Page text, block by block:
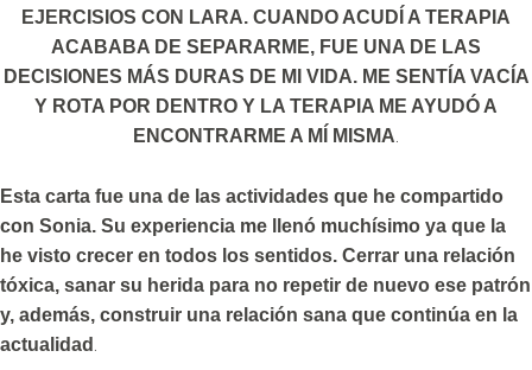
EJERCISIOS CON LARA. CUANDO ACUDÍ A TERAPIA
ACABABA DE SEPARARME, FUE UNA DE LAS
DECISIONES MÁS DURAS DE MI VIDA. ME SENTÍA VACÍA
Y ROTA POR DENTRO Y LA TERAPIA ME AYUDÓ A
ENCONTRARME A MÍ MISMA.
Esta carta fue una de las actividades que he compartido
con Sonia. Su experiencia me llenó muchísimo ya que la
he visto crecer en todos los sentidos. Cerrar una relación
tóxica, sanar su herida para no repetir de nuevo ese patrón
y, además, construir una relación sana que continúa en la
actualidad